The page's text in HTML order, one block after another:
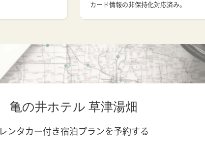
カード情報の非保持化対応済み。
亀の井ホテル 草津湯畑
レンタカー付き宿泊プランを予約する